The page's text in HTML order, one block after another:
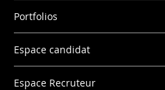
Portfolios
Espace candidat
Espace Recruteur